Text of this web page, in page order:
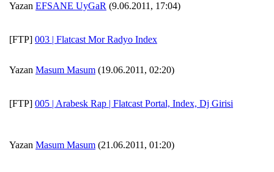
Yazan EFSANE UyGaR (9.06.2011, 17:04)
[FTP] 003 | Flatcast Mor Radyo Index
Yazan Masum Masum (19.06.2011, 02:20)
[FTP] 005 | Arabesk Rap | Flatcast Portal, Index, Dj Girisi
Yazan Masum Masum (21.06.2011, 01:20)